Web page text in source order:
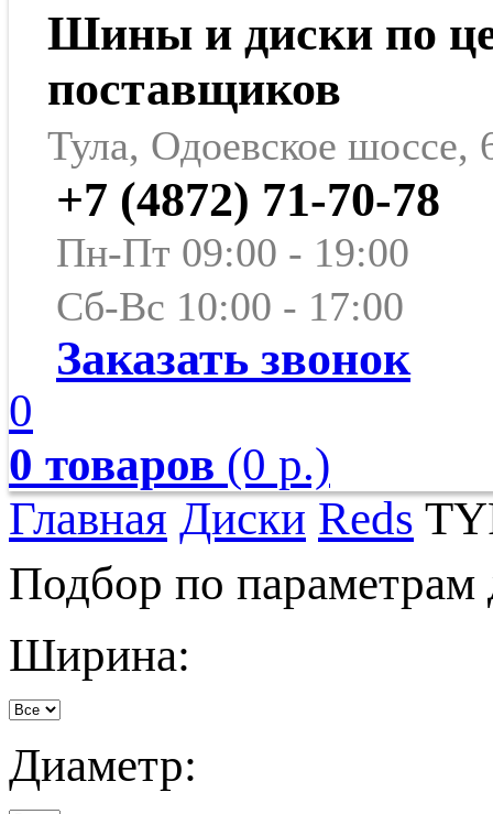
Шины и диски по
поставщиков
Тула, Одоевское шоссе,
+7 (4872) 71-70-78
Пн-Пт 09:00 - 19:00
Сб-Вс 10:00 - 17:00
Заказать звонок
0
0 товаров (0 р.)
Главная Диски Reds
Подбор по параметрам
Ширина:
Диаметр: